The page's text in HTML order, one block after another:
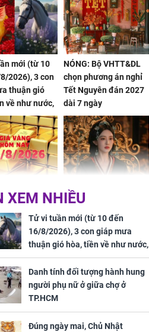
mới (từ 10
2026), 3 con
thuận gió
về như nước,
dư dả, Phú
Hoa, vận
sáng
NÓNG: Bộ VHTT&DL
chọn phương án nghỉ
Tết Nguyên đán 2027
dài 7 ngày
hôm nay,
8/2026: Tăng
triệu
'Bách Hoa Sát' vừa kết
thúc, Mạnh Tử Nghĩa
đã vướng tranh luận
ngày cuối
XEM NHIỀU
Tử vi tuần mới (từ 10 đến
16/8/2026), 3 con giáp mưa
thuận gió hòa, tiền về như nước,
bạc vàng dư dả, Phú Quý Vinh
Hoa, vận trình khai sáng
Danh tính đối tượng hành hung
người phụ nữ ở giữa chợ ở
TP.HCM
Đúng ngày mai, Chủ Nhật